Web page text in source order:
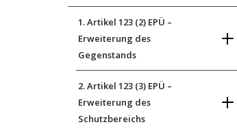
1. Artikel 123 (2) EPÜ –
Erweiterung des
Gegenstands
2. Artikel 123 (3) EPÜ –
Erweiterung des
Schutzbereichs